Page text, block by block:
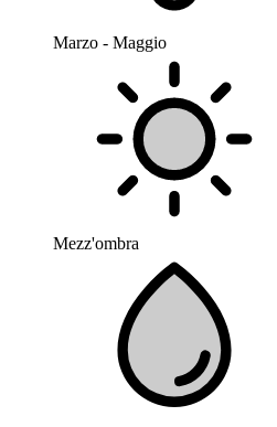
Marzo - Maggio
Mezz'ombra